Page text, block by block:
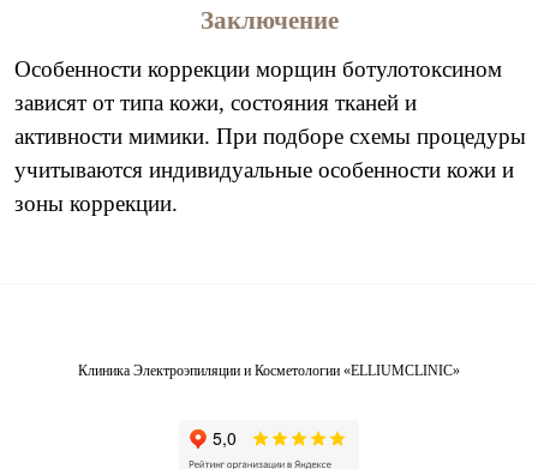
Заключение
Особенности коррекции морщин ботулотоксином
зависят от типа кожи, состояния тканей и
активности мимики. При подборе схемы процедуры
учитываются индивидуальные особенности кожи и
зоны коррекции.
Клиника Электроэпиляции и Косметологии «ELLIUMCLINIC»